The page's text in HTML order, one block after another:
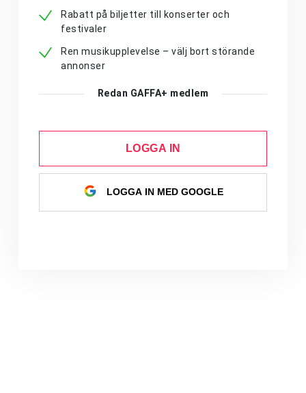
Rabatt på biljetter till konserter och
festivaler
Ren musikupplevelse – välj bort störande
annonser
Redan GAFFA+ medlem
LOGGA IN
LOGGA IN MED GOOGLE